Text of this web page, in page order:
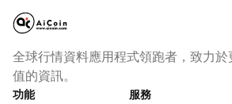
全球行情資料應用程式領跑者，致力
值的資訊。
功能 服務